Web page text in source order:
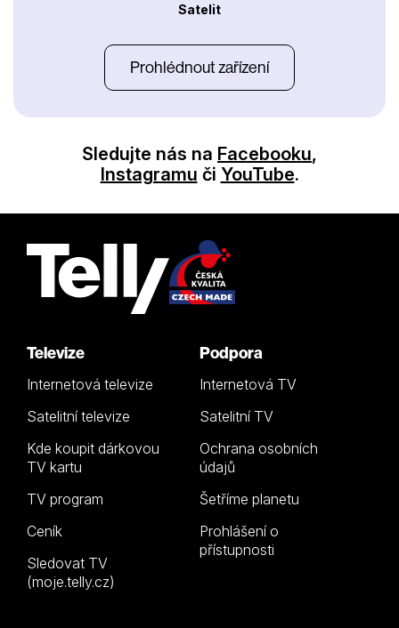
Satelit
Prohlédnout zařízení
Sledujte nás na Facebooku,
Instagramu či YouTube.
Televize
Internetová televize
Satelitní televize
Kde koupit dárkovou
TV kartu
TV program
Ceník
Sledovat TV
(moje.telly.cz)
Podpora
Internetová TV
Satelitní TV
Ochrana osobních
údajů
Šetříme planetu
Prohlášení o
přístupnosti